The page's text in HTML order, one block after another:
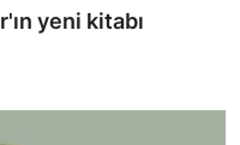
yeni kitabı